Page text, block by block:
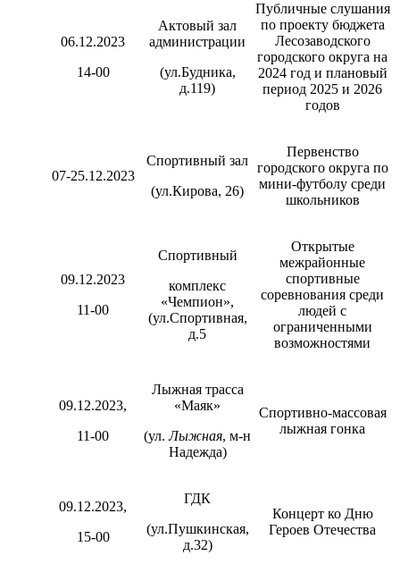
06.12.2023
14-00
Актовый зал
администрации
(ул.Будника,
д.119)
Публичные слушания
по проекту бюджета
Лесозаводского
городского округа на
2024 год и плановый
период 2025 и 2026
годов
07-25.12.2023
Спортивный зал
(ул.Кирова, 26)
Первенство
городского округа по
мини-футболу среди
школьников
09.12.2023
11-00
Спортивный
комплекс
«Чемпион»,
(ул.Спортивная,
д.5
Открытые
межрайонные
спортивные
соревнования среди
людей с
ограниченными
возможностями
09.12.2023,
11-00
Лыжная трасса
«Маяк»
(ул.Лыжная, м-н
Надежда)
Спортивно-массовая
лыжная гонка
09.12.2023,
15-00
ГДК
(ул.Пушкинская,
д.32)
Концерт ко Дню
Героев Отечества